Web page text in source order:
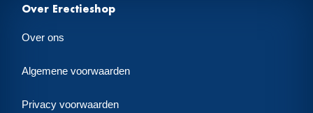
Over Erectieshop
Over ons
Algemene voorwaarden
Privacy voorwaarden